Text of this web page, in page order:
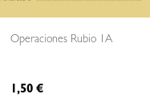
Operaciones Rubio 1A
1,50€